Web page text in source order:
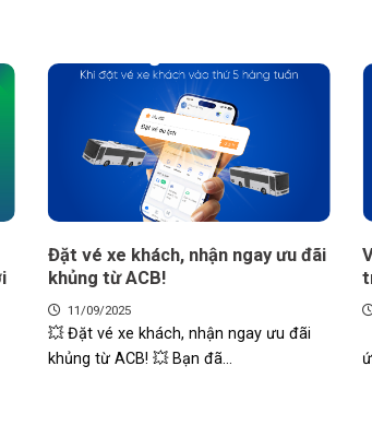
Đặt vé xe khách, nhận ngay ưu đãi
khủng từ ACB!
11/09/2025
💥 Đặt vé xe khách, nhận ngay ưu đãi
khủng từ ACB! 💥 Bạn đã...